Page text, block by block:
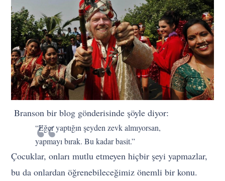
Branson bir blog gönderisinde şöyle diyor:
“Eğer yaptığın şeyden zevk almıyorsan,
yapmayı bırak. Bu kadar basit.”
Çocuklar, onları mutlu etmeyen hiçbir şeyi yapmazlar,
bu da onlardan öğrenebileceğimiz önemli bir konu.